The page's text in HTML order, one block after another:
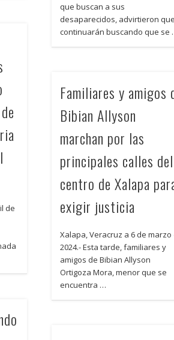
que buscan a sus
desaparecidos, advirtieron
continuarán buscando que se
de
Familiares y amigos
Bibian Allyson
marchan por las
principales calles del
centro de Xalapa
exigir justicia
Xalapa, Veracruz a 6 de marzo
2024.- Esta tarde, familiares y
amigos de Bibian Allyson
Ortigoza Mora, menor que se
encuentra …